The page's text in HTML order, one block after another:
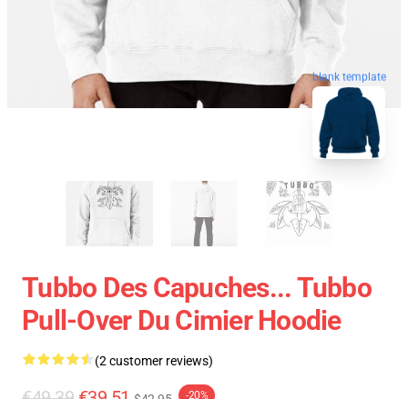
blank template
Tubbo Des Capuches... Tubbo
Pull-Over Du Cimier Hoodie
(2 customer reviews)
-20%